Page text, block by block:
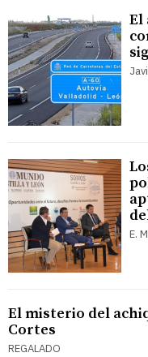
El
E.
El misterio del
Cortes
REGALADO